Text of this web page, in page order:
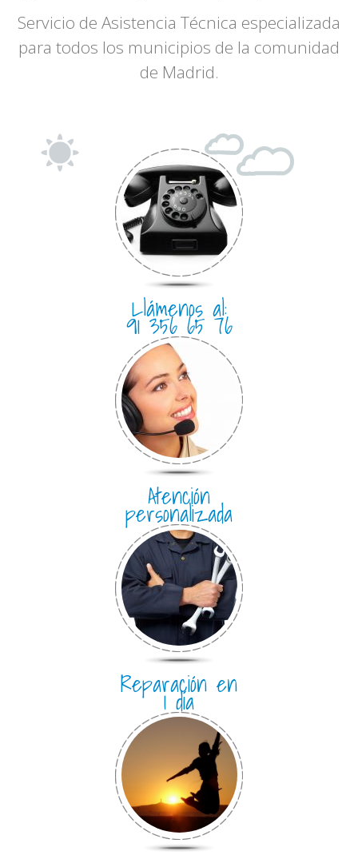
Servicio de Asistencia Técnica especializada
para todos los municipios de la comunidad
de Madrid.
Llámenos al:
91 356 65 76
Atención
personalizada
Reparación en
1 día